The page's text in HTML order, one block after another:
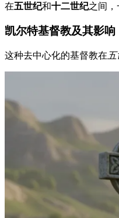
在五世纪和十二世纪之间，
凯尔特基督教及其影响
这种去中心化的基督教在